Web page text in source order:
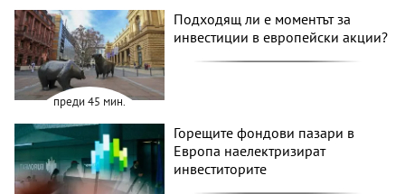
преди 45 мин.
Подходящ ли е моментът за
инвестиции в европейски акции?
Горещите фондови пазари в
Европа наелектризират
инвеститорите